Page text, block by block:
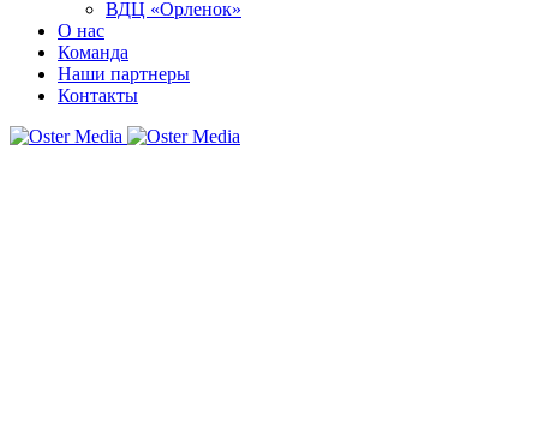
ВДЦ «Орленок»
О нас
Команда
Наши партнеры
Контакты